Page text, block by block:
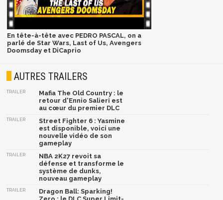
En tête-à-tête avec PEDRO PASCAL, on a
parlé de Star Wars, Last of Us, Avengers
Doomsday et DiCaprio
AUTRES TRAILERS
TRAILER
Mafia The Old Country : le
retour d'Ennio Salieri est
au cœur du premier DLC
TRAILER
Street Fighter 6 : Yasmine
est disponible, voici une
nouvelle vidéo de son
gameplay
TRAILER
NBA 2K27 revoit sa
défense et transforme le
système de dunks,
nouveau gameplay
TRAILER
Dragon Ball: Sparking!